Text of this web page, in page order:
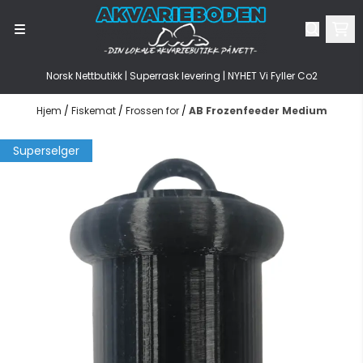
Hopp til innhold
Norsk Nettbutikk | Superrask levering | NYHET Vi Fyller Co2
Hjem / Fiskemat / Frossen for / AB Frozenfeeder Medium
Superselger